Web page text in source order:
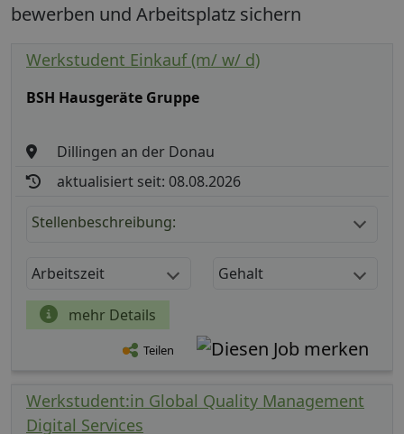
bewerben und Arbeitsplatz sichern
Werkstudent Einkauf (m/ w/ d)
BSH Hausgeräte Gruppe
Dillingen an der Donau
aktualisiert seit: 08.08.2026
Stellenbeschreibung:
Arbeitszeit Gehalt
mehr Details
Teilen
Werkstudent:in Global Quality Management
Digital Services